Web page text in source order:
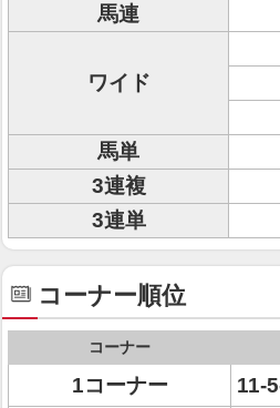
馬連
ワイド
馬単
3連複
3連単
コーナー順位
コーナー
1コーナー
11-